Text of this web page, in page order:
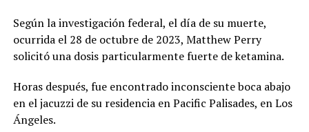
Según la investigación federal, el día de su muerte,
ocurrida el 28 de octubre de 2023, Matthew Perry
solicitó una dosis particularmente fuerte de ketamina.
Horas después, fue encontrado inconsciente boca abajo
en el jacuzzi de su residencia en Pacific Palisades, en Los
Ángeles.